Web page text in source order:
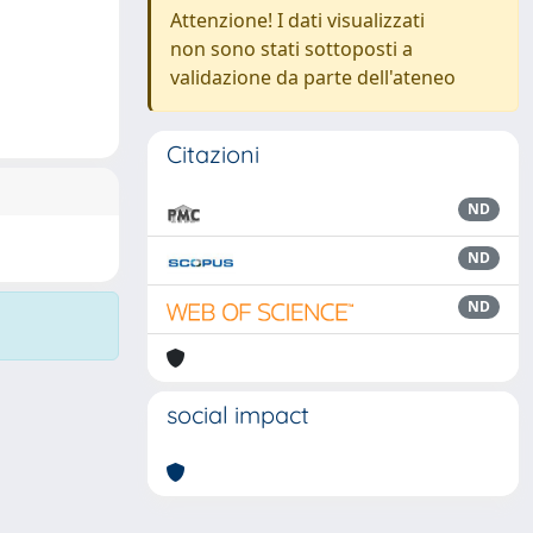
Attenzione! I dati visualizzati
non sono stati sottoposti a
validazione da parte dell'ateneo
Citazioni
ND
ND
ND
social impact